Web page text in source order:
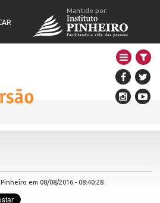
Mantido por:
em 08/08/2016 - 08:40:28